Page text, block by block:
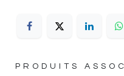
PRODUITS